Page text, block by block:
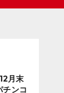
月末
チンコ